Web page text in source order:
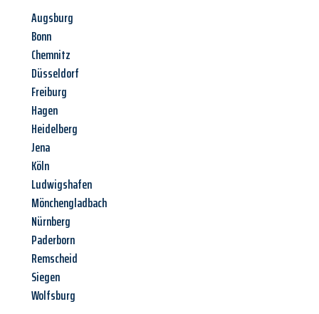
Augsburg
Bonn
Chemnitz
Düsseldorf
Freiburg
Hagen
Heidelberg
Jena
Köln
Ludwigshafen
Mönchengladbach
Nürnberg
Paderborn
Remscheid
Siegen
Wolfsburg